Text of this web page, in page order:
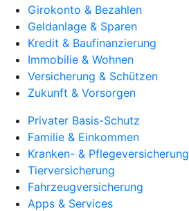
Girokonto & Bezahlen
Geldanlage & Sparen
Kredit & Baufinanzierung
Immobilie & Wohnen
Versicherung & Schützen
Zukunft & Vorsorgen
Privater Basis-Schutz
Familie & Einkommen
Kranken- & Pflegeversicherung
Tierversicherung
Fahrzeugversicherung
Apps & Services